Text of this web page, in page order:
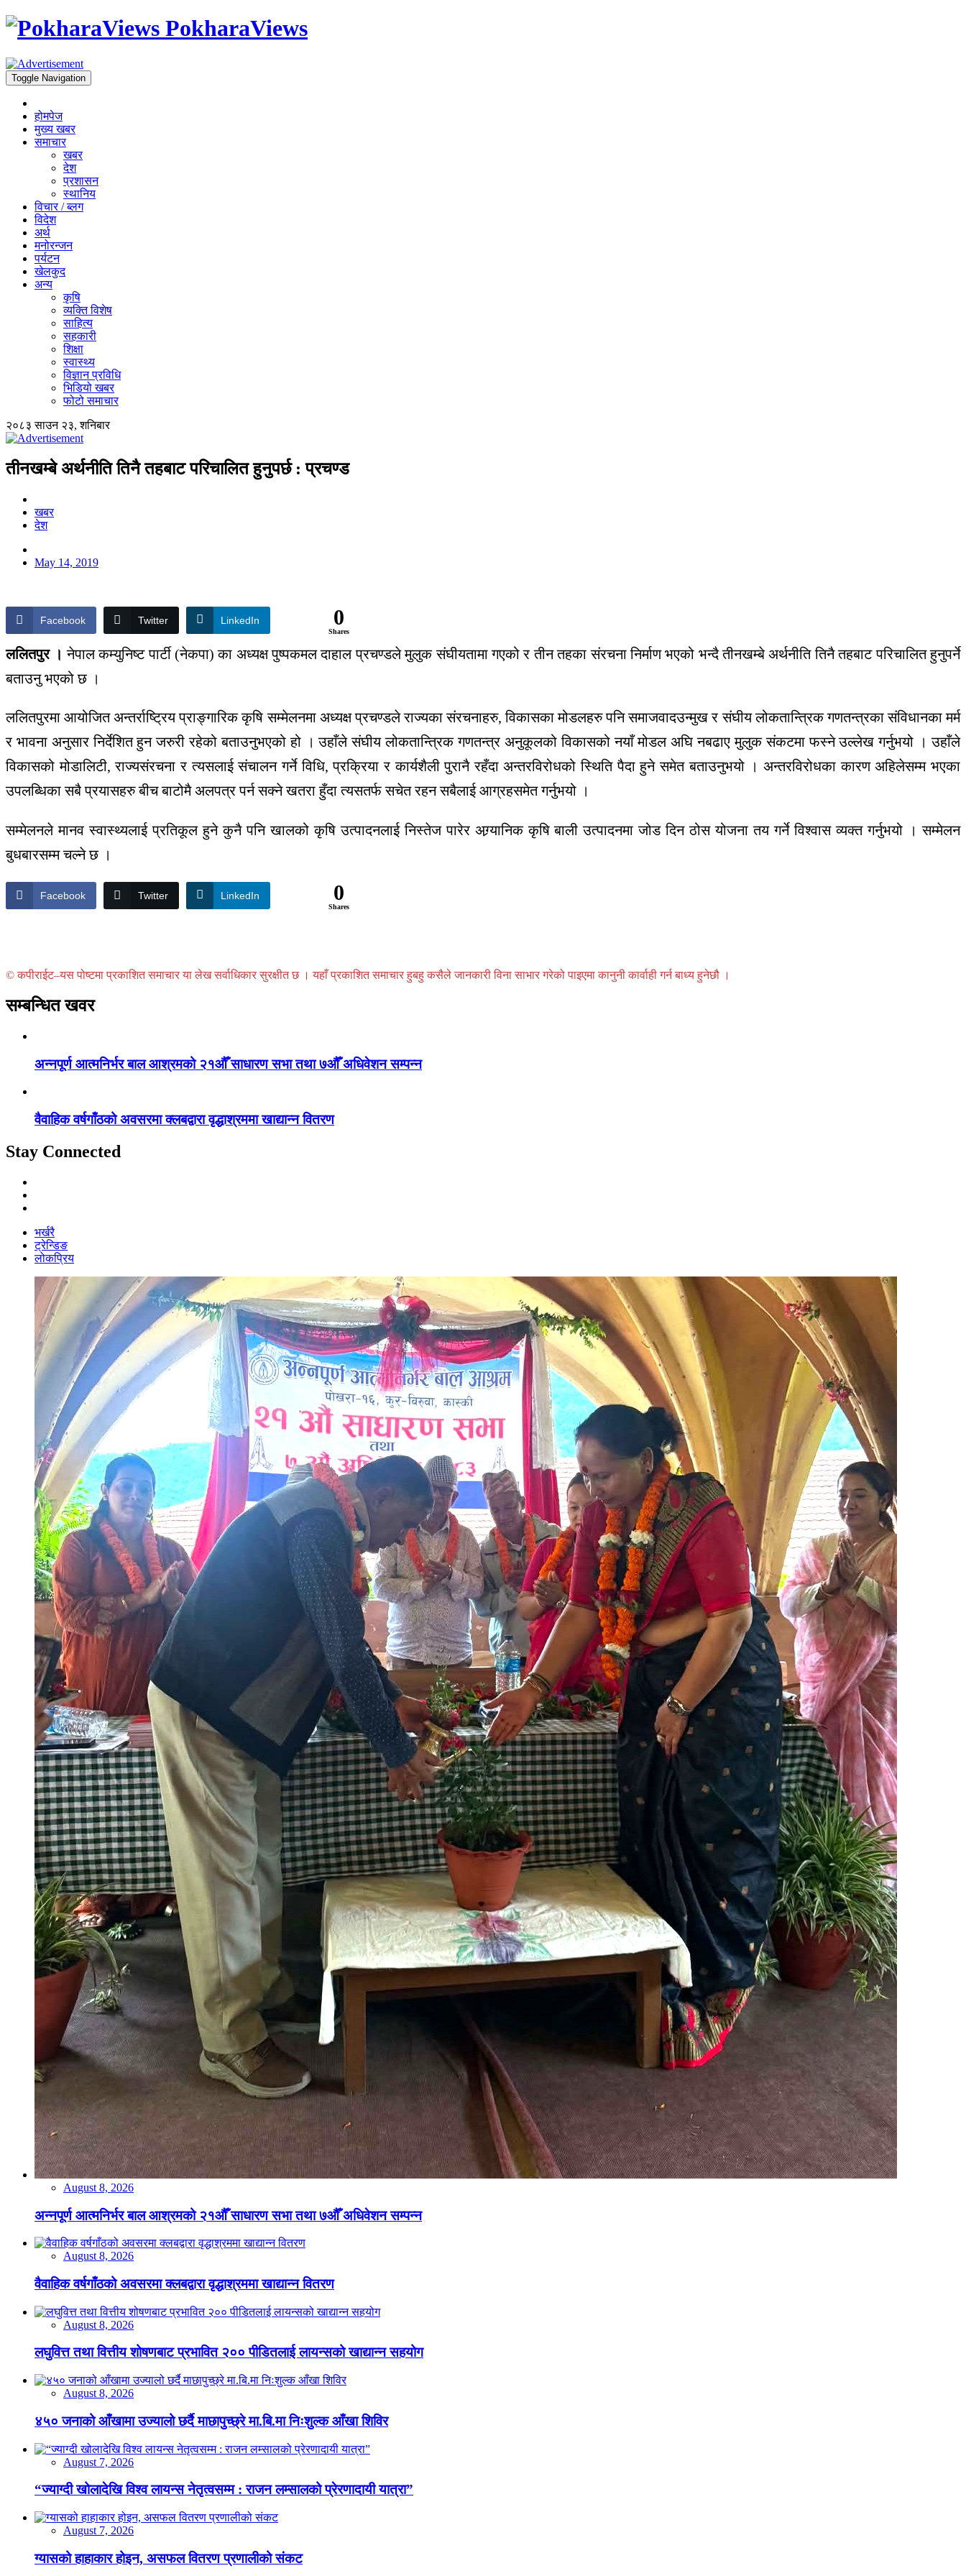
PokharaViews
Toggle Navigation
होमपेज
मुख्य खबर
समाचार
खबर
देश
प्रशासन
स्थानिय
विचार / ब्लग
विदेश
अर्थ
मनोरन्जन
पर्यटन
खेलकुद
अन्य
कृषि
व्यक्ति विशेष
साहित्य
सहकारी
शिक्षा
स्वास्थ्य
विज्ञान प्रविधि
भिडियो खबर
फोटो समाचार
२०८३ साउन २३, शनिबार
तीनखम्बे अर्थनीति तिनै तहबाट परिचालित हुनुपर्छ : प्रचण्ड
खबर
देश
May 14, 2019
Facebook Twitter LinkedIn 0
Shares
ललितपुर । नेपाल कम्युनिष्ट पार्टी (नेकपा) का अध्यक्ष पुष्पकमल दाहाल प्रचण्डले मुलुक संघीयतामा गएको र तीन तहका संरचना निर्माण भएको भन्दै तीनखम्बे अर्थनीति तिनै तहबाट परिचालित हुनुपर्ने
बताउनु भएको छ ।
ललितपुरमा आयोजित अन्तर्राष्ट्रिय प्राङ्गारिक कृषि सम्मेलनमा अध्यक्ष प्रचण्डले राज्यका संरचनाहरु, विकासका मोडलहरु पनि समाजवादउन्मुख र संघीय लोकतान्त्रिक गणतन्त्रका संविधानका मर्म
र भावना अनुसार निर्देशित हुन जरुरी रहेको बताउनुभएको हो । उहाँले संघीय लोकतान्त्रिक गणतन्त्र अनुकूलको विकासको नयाँ मोडल अघि नबढाए मुलुक संकटमा फस्ने उल्लेख गर्नुभयो । उहाँले
विकासको मोडालिटी, राज्यसंरचना र त्यसलाई संचालन गर्ने विधि, प्रक्रिया र कार्यशैली पुरानै रहँदा अन्तरविरोधको स्थिति पैदा हुने समेत बताउनुभयो । अन्तरविरोधका कारण अहिलेसम्म भएका
उपलब्धिका सबै प्रयासहरु बीच बाटोमै अलपत्र पर्न सक्ने खतरा हुँदा त्यसतर्फ सचेत रहन सबैलाई आग्रहसमेत गर्नुभयो ।
सम्मेलनले मानव स्वास्थ्यलाई प्रतिकूल हुने कुनै पनि खालको कृषि उत्पादनलाई निस्तेज पारेर अग्र्यानिक कृषि बाली उत्पादनमा जोड दिन ठोस योजना तय गर्ने विश्वास व्यक्त गर्नुभयो । सम्मेलन
बुधबारसम्म चल्ने छ ।
Facebook Twitter LinkedIn 0
Shares
© कपीराईट–यस पोष्टमा प्रकाशित समाचार या लेख सर्वाधिकार सुरक्षीत छ । यहाँ प्रकाशित समाचार हुबहु कसैले जानकारी विना साभार गरेको पाइएमा कानुनी कार्वाही गर्न बाध्य हुनेछौ ।
सम्बन्धित खवर
अन्नपूर्ण आत्मनिर्भर बाल आश्रमको २१औँ साधारण सभा तथा ७औँ अधिवेशन सम्पन्न
वैवाहिक वर्षगाँठको अवसरमा क्लबद्वारा वृद्धाश्रममा खाद्यान्न वितरण
Stay Connected
भर्खरै
ट्रेन्डिङ
लोकप्रिय
August 8, 2026
अन्नपूर्ण आत्मनिर्भर बाल आश्रमको २१औँ साधारण सभा तथा ७औँ अधिवेशन सम्पन्न
August 8, 2026
वैवाहिक वर्षगाँठको अवसरमा क्लबद्वारा वृद्धाश्रममा खाद्यान्न वितरण
August 8, 2026
लघुवित्त तथा वित्तीय शोषणबाट प्रभावित २०० पीडितलाई लायन्सको खाद्यान्न सहयोग
August 8, 2026
४५० जनाको आँखामा उज्यालो छर्दै माछापुच्छ्रे मा.बि.मा निःशुल्क आँखा शिविर
August 7, 2026
“ज्याग्दी खोलादेखि विश्व लायन्स नेतृत्वसम्म : राजन लम्सालको प्रेरणादायी यात्रा”
August 7, 2026
ग्यासको हाहाकार होइन, असफल वितरण प्रणालीको संकट